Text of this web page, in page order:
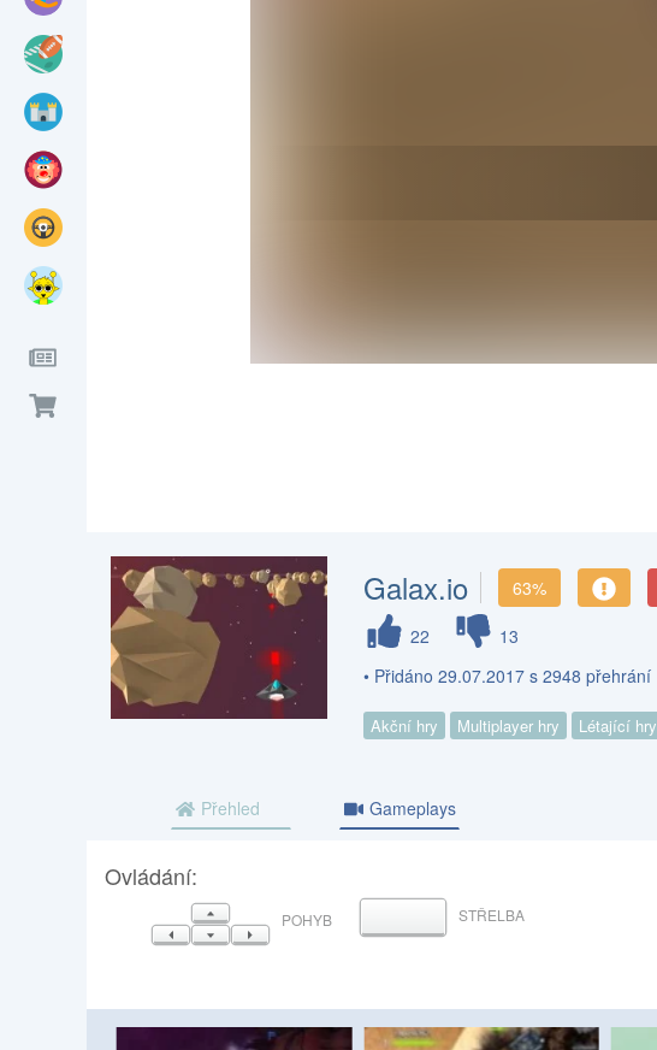
Galax.io
63%
22
13
• Přidáno 29.07.2017 s 2948 přehrání
Akční hry Multiplayer hry Létající hry
Přehled Gameplays
Ovládání:
NAHORU
VLEVODOLŮVPRAVO
POHYB MEZERNÍKSTŘELBA